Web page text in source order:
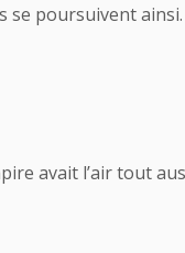
se poursuivent ainsi.
avait l’air tout